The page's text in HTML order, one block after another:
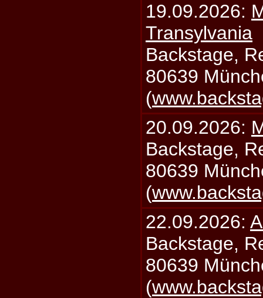
19.09.2026:
Transylvania
Backstage,
80639
(
20.09.2026:
Backstage,
80639
(
22.09.2026:
Backstage,
80639
(